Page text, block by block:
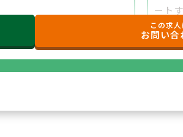
ート
この求人
お問い合